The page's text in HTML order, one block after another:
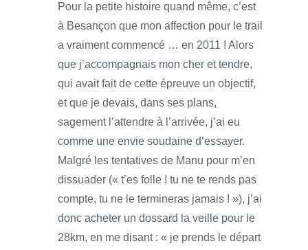
Pour la petite histoire quand même, c’est
à Besançon que mon affection pour le trail
a vraiment commencé … en 2011 ! Alors
que j’accompagnais mon cher et tendre,
qui avait fait de cette épreuve un objectif,
et que je devais, dans ses plans,
sagement l’attendre à l’arrivée, j’ai eu
comme une envie soudaine d’essayer.
Malgré les tentatives de Manu pour m’en
dissuader (« t’es folle ! tu ne te rends pas
compte, tu ne le termineras jamais ! »), j’ai
donc acheter un dossard la veille pour le
28km, en me disant : « je prends le départ